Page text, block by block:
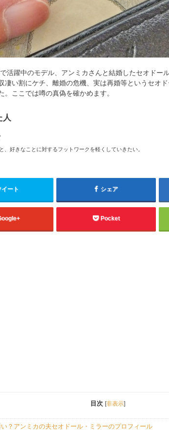
活躍中のモデル、アンミカさんと結婚したセオドー
凄い割にケチ、離婚の危機、実は再婚等というセオ
。ここでは噂の真偽を確かめます。
人
、好きなことに対するフットワークを軽くしていきたい。
イート シェア
Pocket
目次 [非表示]
？アンミカの夫セオドール・ミラーのプロフィール